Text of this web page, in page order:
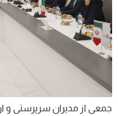
جمعی از مدیران سرپرستی و